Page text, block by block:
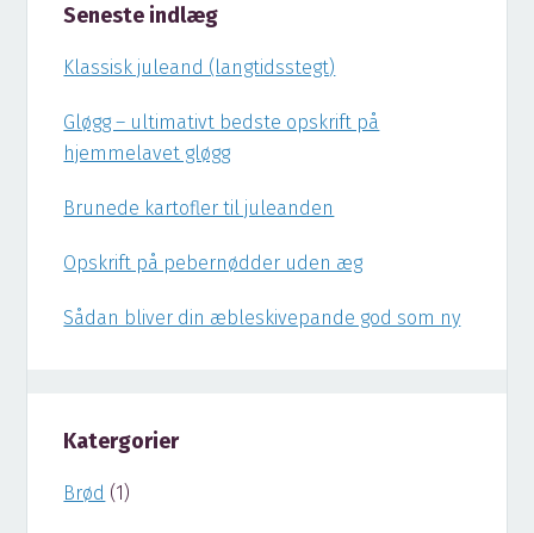
Seneste indlæg
Klassisk juleand (langtidsstegt)
Gløgg – ultimativt bedste opskrift på
hjemmelavet gløgg
Brunede kartofler til juleanden
Opskrift på pebernødder uden æg
Sådan bliver din æbleskivepande god som ny
Katergorier
Brød (1)